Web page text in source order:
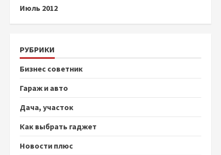
Июль 2012
РУБРИКИ
Бизнес советник
Гараж и авто
Дача, участок
Как выбрать гаджет
Новости плюс